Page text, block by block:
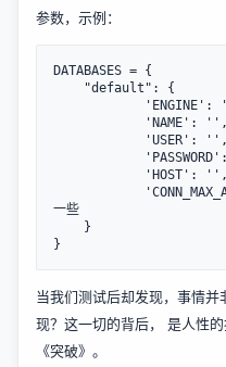
参数，示例：
DATABASES = {
一些
当我们测试后却发现，事情
现？这一切的背后， 是人性
《突破》。